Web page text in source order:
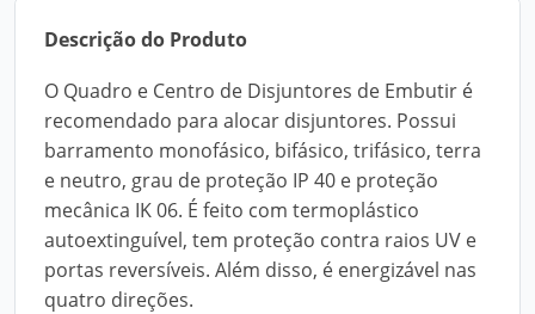
Descrição do Produto
O Quadro e Centro de Disjuntores de Embutir é
recomendado para alocar disjuntores. Possui
barramento monofásico, bifásico, trifásico, terra
e neutro, grau de proteção IP 40 e proteção
mecânica IK 06. É feito com termoplástico
autoextinguível, tem proteção contra raios UV e
portas reversíveis. Além disso, é energizável nas
quatro direções.